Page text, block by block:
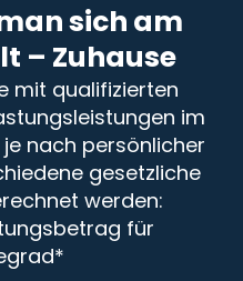
sich am
– Zuhause
mit qualifizierten
im
nach persönlicher
gesetzliche
werden:
für